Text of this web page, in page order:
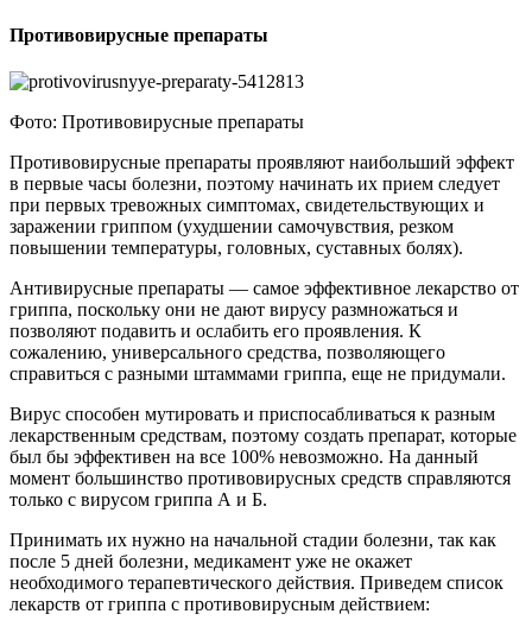
Противовирусные препараты
Фото: Противовирусные препараты
Противовирусные препараты проявляют наибольший эффект
в первые часы болезни, поэтому начинать их прием следует
при первых тревожных симптомах, свидетельствующих и
заражении гриппом (ухудшении самочувствия, резком
повышении температуры, головных, суставных болях).
Антивирусные препараты — самое эффективное лекарство от
гриппа, поскольку они не дают вирусу размножаться и
позволяют подавить и ослабить его проявления. К
сожалению, универсального средства, позволяющего
справиться с разными штаммами гриппа, еще не придумали.
Вирус способен мутировать и приспосабливаться к разным
лекарственным средствам, поэтому создать препарат, которые
был бы эффективен на все 100% невозможно. На данный
момент большинство противовирусных средств справляются
только с вирусом гриппа А и Б.
Принимать их нужно на начальной стадии болезни, так как
после 5 дней болезни, медикамент уже не окажет
необходимого терапевтического действия. Приведем список
лекарств от гриппа с противовирусным действием: